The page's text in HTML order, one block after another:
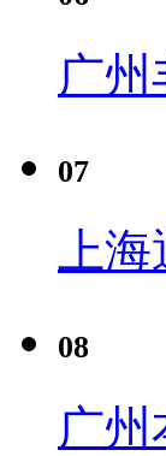
广
07
上
08
广州